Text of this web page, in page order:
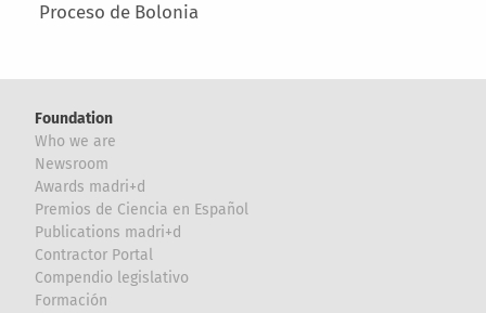
Proceso de Bolonia
Foundation
Who we are
Newsroom
Awards madri+d
Premios de Ciencia en Español
Publications madri+d
Contractor Portal
Compendio legislativo
Formación